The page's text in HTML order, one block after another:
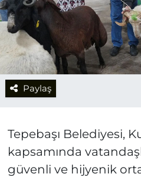
Paylaş
Tepebaşı Belediyesi,
kapsamında
güvenli ve hijyenik